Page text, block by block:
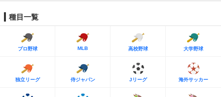
種目一覧
プロ野球 MLB 高校野球 大学野球
独立リーグ 侍ジャパン Jリーグ 海外サッカー